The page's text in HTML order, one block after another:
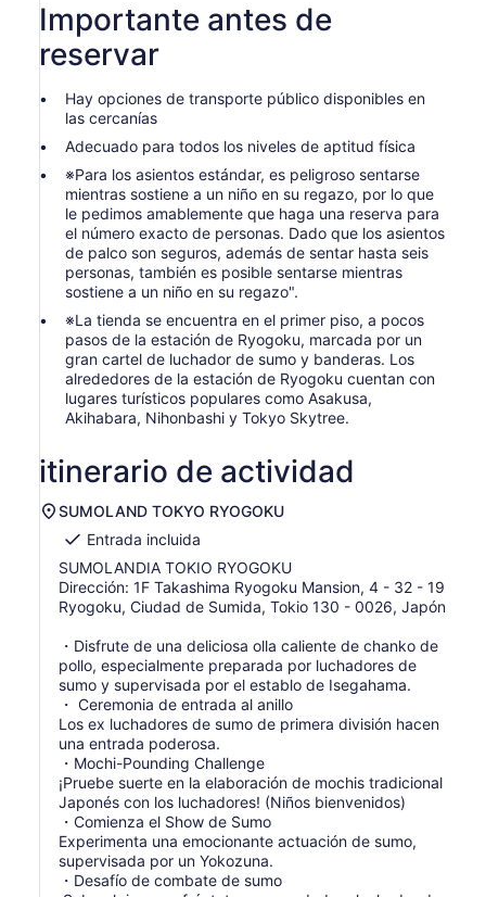
Importante antes de
reservar
Hay opciones de transporte público disponibles en
las cercanías
Adecuado para todos los niveles de aptitud física
※Para los asientos estándar, es peligroso sentarse
mientras sostiene a un niño en su regazo, por lo que
le pedimos amablemente que haga una reserva para
el número exacto de personas. Dado que los asientos
de palco son seguros, además de sentar hasta seis
personas, también es posible sentarse mientras
sostiene a un niño en su regazo".
※La tienda se encuentra en el primer piso, a pocos
pasos de la estación de Ryogoku, marcada por un
gran cartel de luchador de sumo y banderas. Los
alrededores de la estación de Ryogoku cuentan con
lugares turísticos populares como Asakusa,
Akihabara, Nihonbashi y Tokyo Skytree.
itinerario de actividad
SUMOLAND TOKYO RYOGOKU
Entrada incluida
SUMOLANDIA TOKIO RYOGOKU
Dirección: 1F Takashima Ryogoku Mansion, 4 - 32 - 19
Ryogoku, Ciudad de Sumida, Tokio 130 - 0026, Japón
・Disfrute de una deliciosa olla caliente de chanko de
pollo, especialmente preparada por luchadores de
sumo y supervisada por el establo de Isegahama.
・ Ceremonia de entrada al anillo
Los ex luchadores de sumo de primera división hacen
una entrada poderosa.
・Mochi-Pounding Challenge
¡Pruebe suerte en la elaboración de mochis tradicional
Japonés con los luchadores! (Niños bienvenidos)
・Comienza el Show de Sumo
Experimenta una emocionante actuación de sumo,
supervisada por un Yokozuna.
・Desafío de combate de sumo